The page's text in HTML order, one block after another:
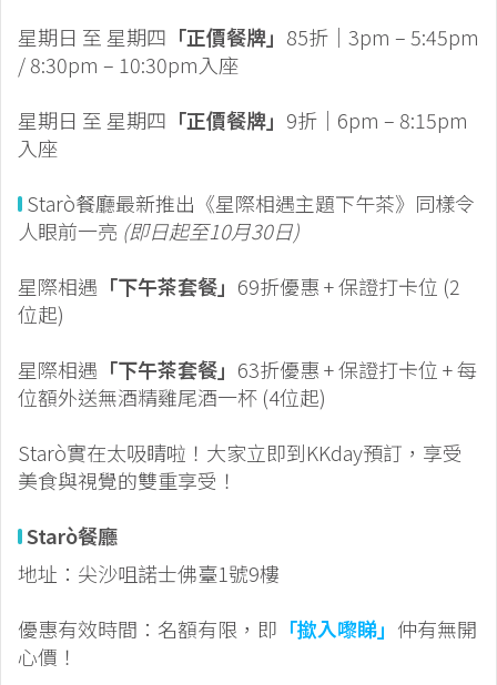
星期日 至 星期四 「正價餐牌」 85折｜3pm – 5:45pm
/ 8:30pm – 10:30pm入座
星期日 至 星期四 「正價餐牌」 9折｜6pm – 8:15pm
入座
Starò餐廳最新推出《星際相遇主題下午茶》同樣令
人眼前一亮 (即日起至10月30日)
星際相遇 「下午茶套餐」 69折優惠 + 保證打卡位 (2
位起)
星際相遇 「下午茶套餐」 63折優惠 + 保證打卡位 + 每
位額外送無酒精雞尾酒一杯 (4位起)
Starò實在太吸睛啦！大家立即到KKday預訂，享受
美食與視覺的雙重享受！
Starò餐廳
地址：尖沙咀諾士佛臺1號9樓
優惠有效時間：名額有限，即 「撳入嚟睇」 仲有無開
心價！